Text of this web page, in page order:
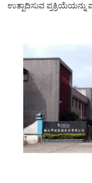
ಉತ್ಪಾದಿಸುವ ಪ್ರಕ್ರಿಯೆಯನ್ನು